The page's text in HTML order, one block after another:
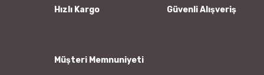
Ürün bilgilerinde hatalar bulunuyor.
Hızlı Kargo Güvenli Alışveriş
Müşteri Memnuniyeti